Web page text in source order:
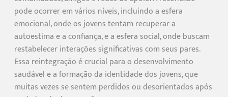
pode ocorrer em vários níveis, incluindo a esfera
emocional, onde os jovens tentam recuperar a
autoestima e a confiança, e a esfera social, onde buscam
restabelecer interações significativas com seus pares.
Essa reintegração é crucial para o desenvolvimento
saudável e a formação da identidade dos jovens, que
muitas vezes se sentem perdidos ou desorientados após